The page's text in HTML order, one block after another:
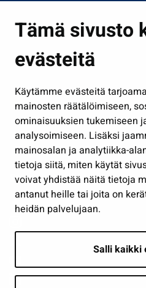
Tämä sivusto
evästeitä
Käytämme evästeitä
mainosten räätälöimiseen,
ominaisuuksien tukemiseen
analysoimiseen. Lisäksi
mainosalan ja analytiikka-
tietoja siitä, miten käytät
voivat yhdistää näitä tietoja
antanut heille tai joita on
heidän palvelujaan.
Salli kaikki
Kasvatus ja opetus
Kulttuuri ja liikunta
Työ ja yrittäminen
Osallistu ja asioi
Näytä omat evästeasetukseni
Seuraa meitä